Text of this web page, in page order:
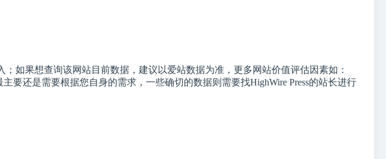
如果想查询该网站目前数据，建议以爱站数据为准，更多网站价值评估因素如：
要还是需要根据您自身的需求，一些确切的数据则需要找HighWire Press的站长进行